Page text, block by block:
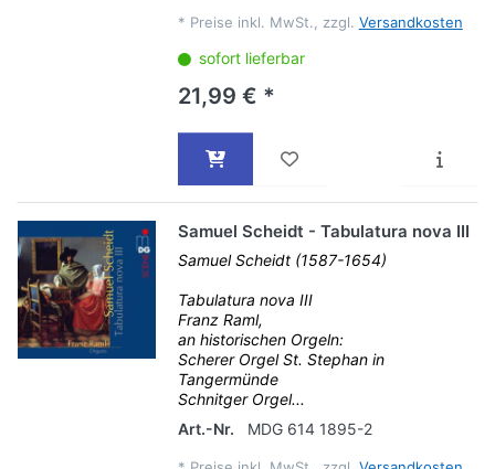
* Preise inkl. MwSt., zzgl. Versandkosten
sofort lieferbar
21,99 € *
Samuel Scheidt - Tabulatura nova III
Samuel Scheidt (1587-1654)
Tabulatura nova III
Franz Raml,
an historischen Orgeln:
Scherer Orgel St. Stephan in
Tangermünde
Schnitger Orgel...
Art.-Nr.
MDG 614 1895-2